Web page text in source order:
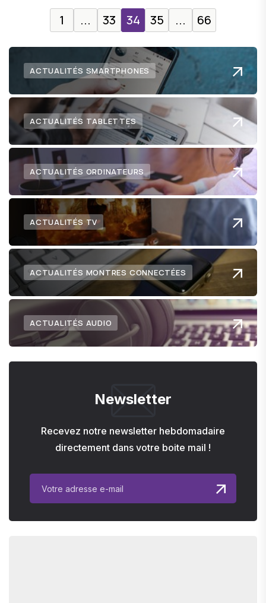
1 ... 33 34 35 ... 66
ACTUALITÉS SMARTPHONES
ACTUALITÉS TABLETTES
ACTUALITÉS ORDINATEURS
ACTUALITÉS TV
ACTUALITÉS MONTRES CONNECTÉES
ACTUALITÉS AUDIO
Newsletter
Recevez notre newsletter hebdomadaire
directement dans votre boite mail !